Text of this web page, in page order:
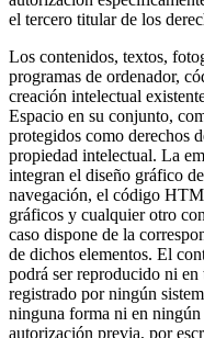
el tercero titular de los
Los contenidos, textos,
programas de ordenador,
creación intelectual
Espacio en su conjunto,
protegidos como derechos
propiedad intelectual. La
integran el diseño gráfico
navegación, el código
gráficos y cualquier otro
caso dispone de la
de dichos elementos. El
podrá ser reproducido ni
registrado por ningún
ninguna forma ni en ningún
autorización previa, por